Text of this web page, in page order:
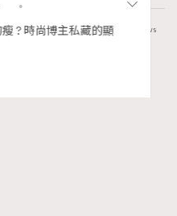
130 views
CHANEL全新
Lion獅子系列戒指
！6個清潔手袋小技
手袋